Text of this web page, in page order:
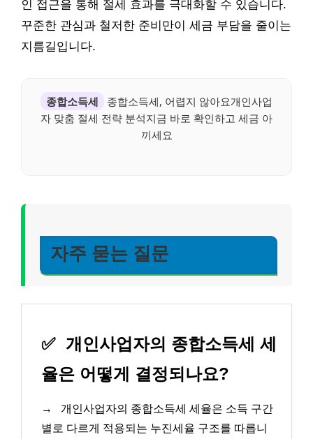
인 접근을 통해 절세 효과를 극대화할 수 있습니다.
꾸준한 관심과 철저한 준비만이 세금 부담을 줄이는
지름길입니다.
종합소득세
종합소득세, 어렵지 않아요개인사업
자 맞춤 절세 전략 분석지금 바로 확인하고 세금 아
끼세요
자주 묻는 질문
✅ 개인사업자의 종합소득세 세
율은 어떻게 결정되나요?
→
개인사업자의 종합소득세 세율은 소득 구간
별로 다르게 적용되는 누진세율 구조를 따릅니